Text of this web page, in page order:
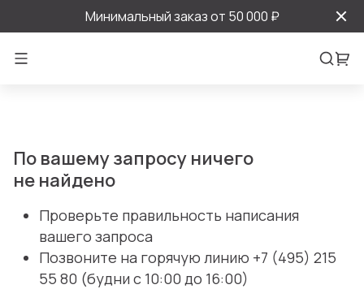
Минимальный заказ от 50 000 ₽
По вашему запросу ничего
не найдено
Проверьте правильность написания
вашего запроса
Позвоните на горячую линию +7 (495) 215
55 80 (будни с 10:00 до 16:00)